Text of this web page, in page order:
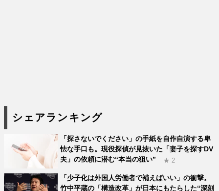
シェアランキング
「探さないでください」の手紙を自作自演する卑
怯な手口も。現役探偵が見抜いた「妻子を探すDV
夫」の依頼に潜む“本当の狙い”
★ 2
「少子化は外国人労働者で補えばいい」の衝撃。
竹中平蔵の「構造改革」が日本にもたらした“深刻